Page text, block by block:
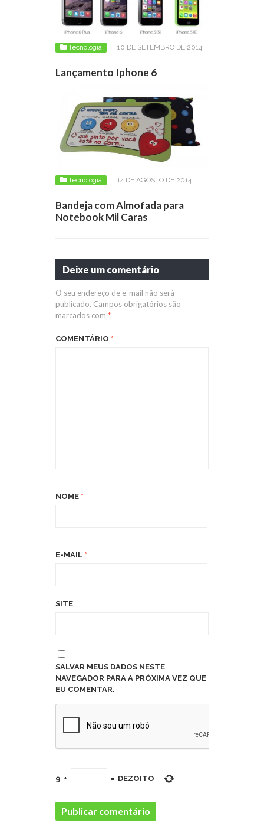
Tecnologia 10 DE SETEMBRO DE 2014
Lançamento Iphone 6
Tecnologia 14 DE AGOSTO DE 2014
Bandeja com Almofada para
Notebook Mil Caras
Deixe um comentário
O seu endereço de e-mail não será
publicado. Campos obrigatórios são
marcados com *
COMENTÁRIO *
NOME *
E-MAIL *
SITE
SALVAR MEUS DADOS NESTE
NAVEGADOR PARA A PRÓXIMA VEZ QUE
EU COMENTAR.
9 + = DEZOITO